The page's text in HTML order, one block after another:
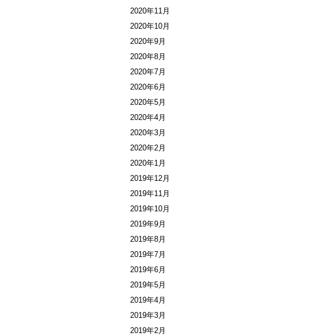
2020年11月
2020年10月
2020年9月
2020年8月
2020年7月
2020年6月
2020年5月
2020年4月
2020年3月
2020年2月
2020年1月
2019年12月
2019年11月
2019年10月
2019年9月
2019年8月
2019年7月
2019年6月
2019年5月
2019年4月
2019年3月
2019年2月